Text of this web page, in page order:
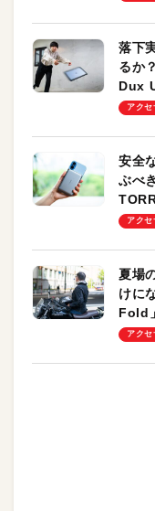
落下
るか
Dux
のモ
アクセ
安全
ぶべ
ーも
アクセ
夏場
けに
Fold
却プ
アクセ